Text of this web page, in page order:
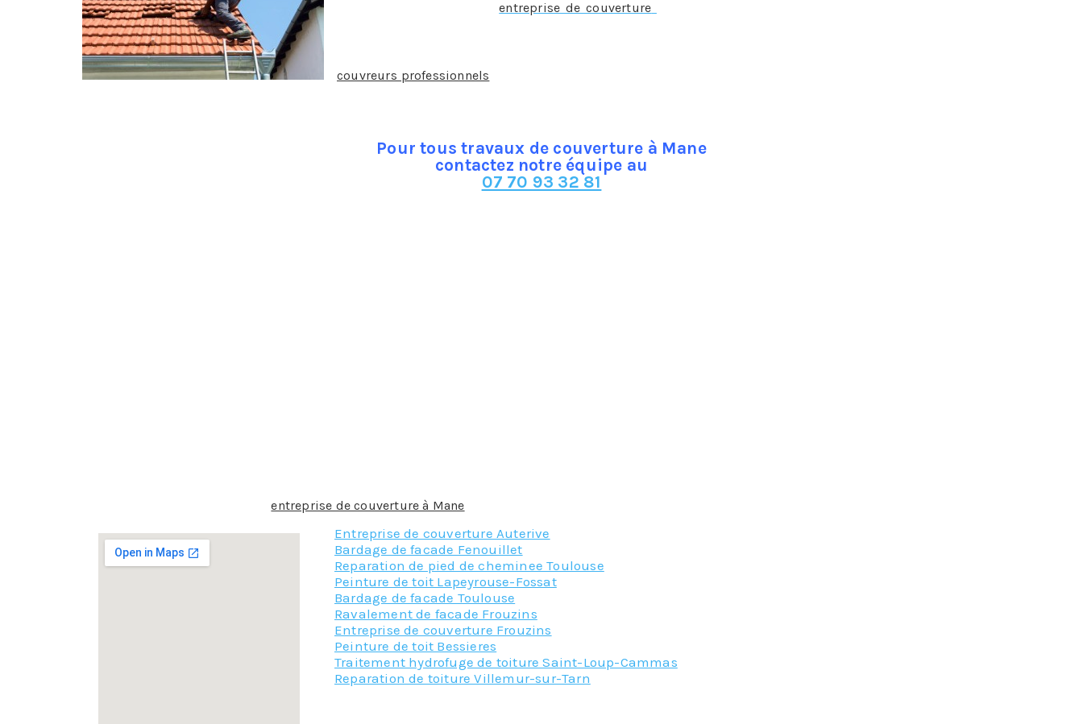
vous directement à notreentreprise de couverture
couvreurs professionnels
Pour tous travaux de couverture à Mane
contactez notre équipe au
07 70 93 32 81
N’hésitez pas a contacter notreentreprise de couverture à Mane
Entreprise de couverture Auterive
Bardage de facade Fenouillet
Reparation de pied de cheminee Toulouse
Peinture de toit Lapeyrouse-Fossat
Bardage de facade Toulouse
Ravalement de facade Frouzins
Entreprise de couverture Frouzins
Peinture de toit Bessieres
Traitement hydrofuge de toiture Saint-Loup-Cammas
Reparation de toiture Villemur-sur-Tarn